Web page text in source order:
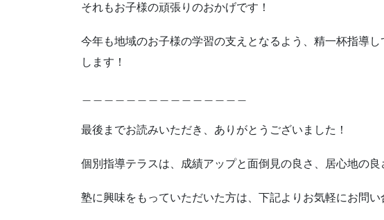
それもお子様の頑張りのおかげです！
今年も地域のお子様の学習の支えとなるよう、精一杯指導
します！
最後までお読みいただき、ありがとうございました！
個別指導テラスは、成績アップと面倒見の良さ、居心地の良
塾に興味をもっていただいた方は、下記よりお気軽にお問い